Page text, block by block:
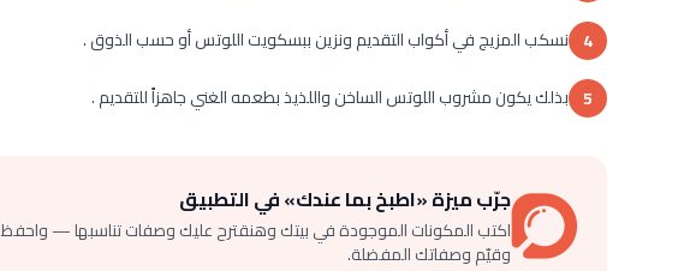
4 نسكب المزيج في أكواب التقديم ونزين ببسكويت اللوتس أو حسب الذوق .
5 بذلك يكون مشروب اللوتس الساخن واللذيذ بطعمه الغني جاهزاً للتقديم .
جرّب ميزة «اطبخ بما عندك» في التطبيق
اكتب المكونات الموجودة في بيتك وهنقترح عليك وصفات تناسبها — واحفظ
وقيّم وصفاتك المفضلة.